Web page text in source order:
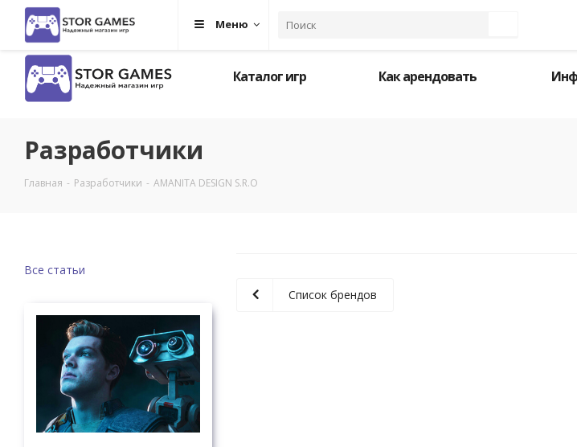
Каталог игр Как арендовать
Меню
Разработчики
Главная - Разработчики - AMANITA DESIGN S.R.O
Список брендов
Все статьи